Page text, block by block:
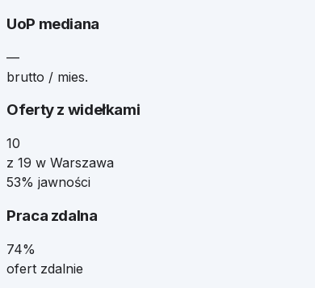
UoP mediana
—
brutto / mies.
Oferty z widełkami
10
z 19 w Warszawa
53% jawności
Praca zdalna
74%
ofert zdalnie